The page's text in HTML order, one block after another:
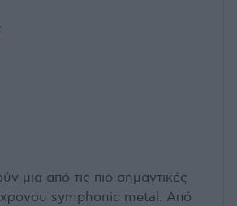
μια από τις πιο σημαντικές
symphonic metal. Από